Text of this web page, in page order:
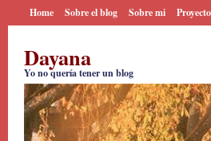
Home Sobre el blog Sobre mi
Dayana
Yo no quería tener un blog